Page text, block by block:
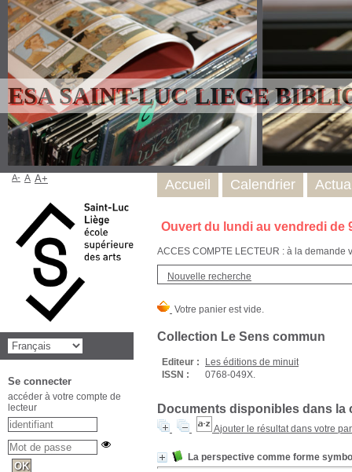
ESA SAINT-LUC LIEGE
Ouvert du lundi au vendredi de
ACCES COMPTE LECTEUR : à la
Nouvelle recherche
Collection Le Sens commun
Editeur :
Les éditions de minuit
ISSN :
0768-049X.
Documents disponibles dans la
Ajouter le résultat dans votre
La perspective comme forme
Accueil Calendrier
A- A A+
Se connecter
accéder à votre compte de
lecteur